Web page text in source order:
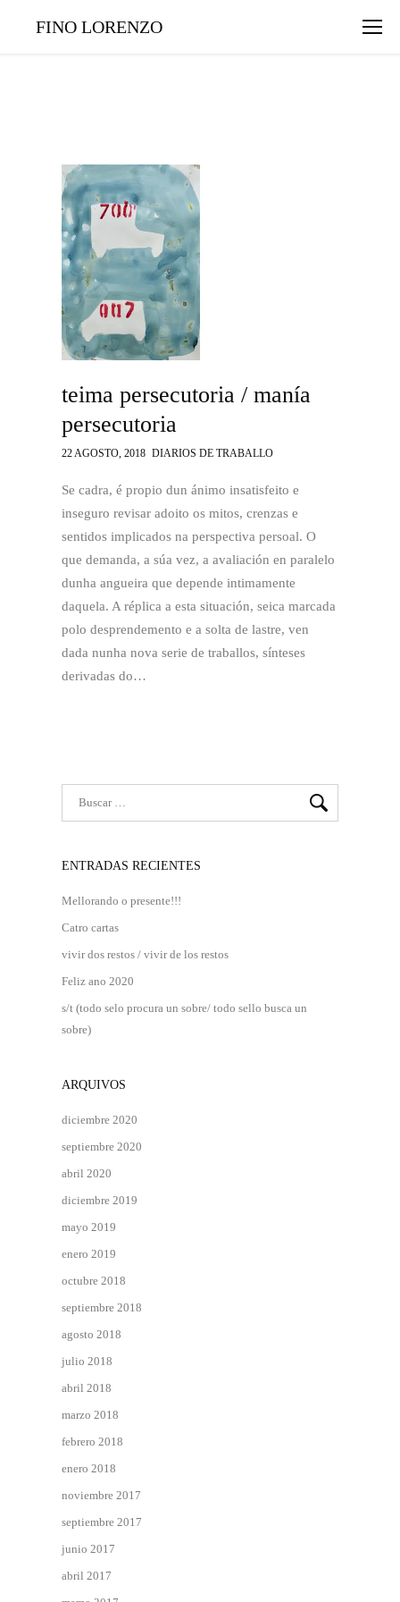
FINO LORENZO
teima persecutoria / manía
persecutoria
22 AGOSTO, 2018 DIARIOS DE TRABALLO
Se cadra, é propio dun ánimo insatisfeito e
inseguro revisar adoito os mitos, crenzas e
sentidos implicados na perspectiva persoal. O
que demanda, a súa vez, a avaliación en paralelo
dunha angueira que depende intimamente
daquela. A réplica a esta situación, seica marcada
polo desprendemento e a solta de lastre, ven
dada nunha nova serie de traballos, sínteses
derivadas do…
ENTRADAS RECIENTES
Mellorando o presente!!!
Catro cartas
vivir dos restos / vivir de los restos
Feliz ano 2020
s/t (todo selo procura un sobre/ todo sello busca un
sobre)
ARQUIVOS
diciembre 2020
septiembre 2020
abril 2020
diciembre 2019
mayo 2019
enero 2019
octubre 2018
septiembre 2018
agosto 2018
julio 2018
abril 2018
marzo 2018
febrero 2018
enero 2018
noviembre 2017
septiembre 2017
junio 2017
abril 2017